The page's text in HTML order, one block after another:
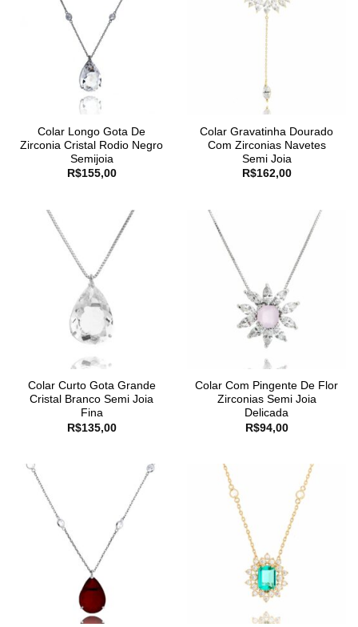
Colar Longo Gota De
Zirconia Cristal Rodio Negro
Semijoia
R$155,00
Colar Gravatinha Dourado
Com Zirconias Navetes
Semi Joia
R$162,00
Colar Curto Gota Grande
Cristal Branco Semi Joia
Fina
R$135,00
Colar Com Pingente De Flor
Zirconias Semi Joia
Delicada
R$94,00